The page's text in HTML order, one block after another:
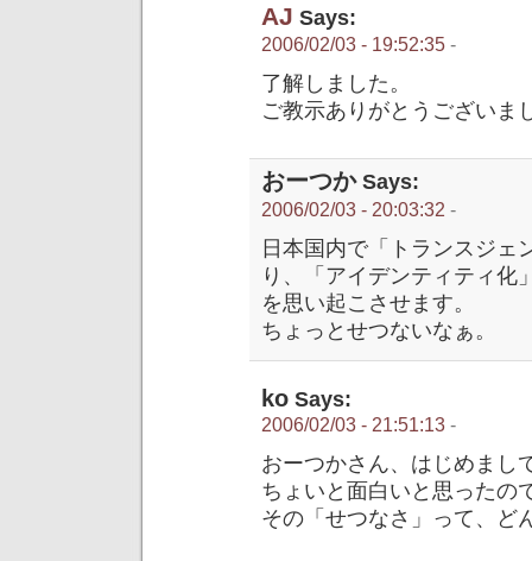
AJ Says:
2006/02/03 - 19:52:35 -
了解しました。
ご教示ありがとうございま
おーつかSays:
2006/02/03 - 20:03:32 -
日本国内で「トランスジェ
り、「アイデンティティ化
を思い起こさせます。
ちょっとせつないなぁ。
ko Says:
2006/02/03 - 21:51:13 -
おーつかさん、はじめまし
ちょいと面白いと思ったの
その「せつなさ」って、ど